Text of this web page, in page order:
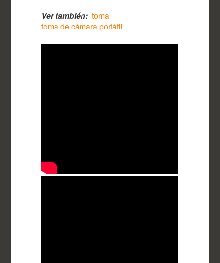
Ver también: toma,
toma de cámara portátil